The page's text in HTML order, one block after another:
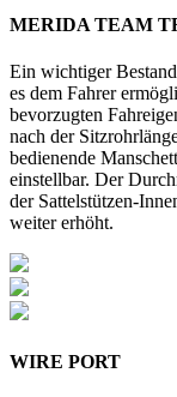
MERIDA TEAM
Ein wichtiger
es dem Fahrer
bevorzugten
nach der
bedienende
einstellbar. Der
der Sattelstützen-
weiter erhöht.
WIRE PORT